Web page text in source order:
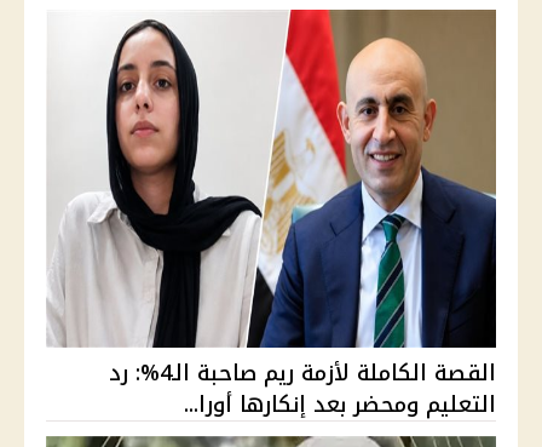
القصة الكاملة لأزمة ريم صاحبة الـ4%: رد
التعليم ومحضر بعد إنكارها أورا...